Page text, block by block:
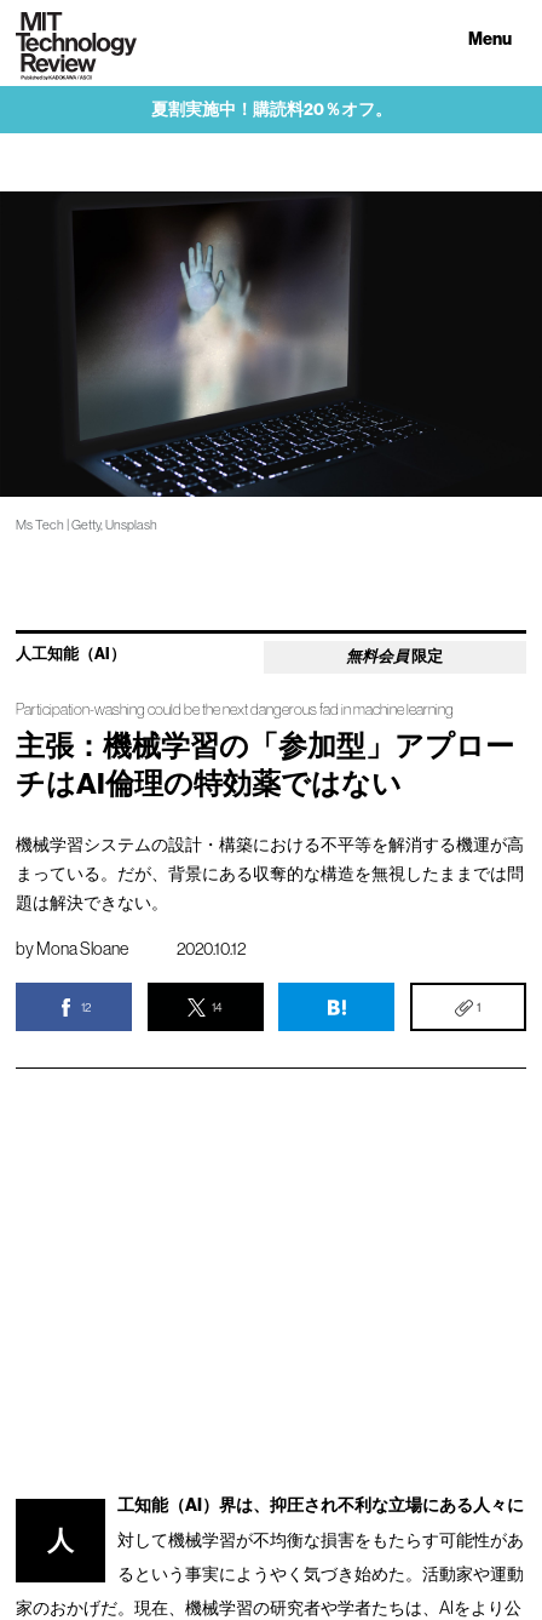
Menu
夏割実施中！購読料20％オフ。
Ms Tech | Getty, Unsplash
人工知能（AI） 無料会員 限定
Participation-washing could be the next dangerous fad in machine learning
主張：機械学習の「参加型」アプロー
チはAI倫理の特効薬ではない
機械学習システムの設計・構築における不平等を解消する機運が高
まっている。だが、背景にある収奪的な構造を無視したままでは問
題は解決できない。
byMona Sloane 2020.10.12
12 14 1
人
工知能（AI）界は、抑圧され不利な立場にある人々に
対して機械学習が不均衡な損害をもたらす可能性があ
るという事実にようやく気づき始めた。活動家や運動
家のおかげだ。現在、機械学習の研究者や学者たちは、AIをより公